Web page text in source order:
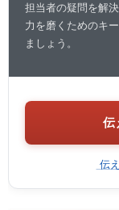
担当者の疑問を解
力を磨くためのキ
ましょう。
伝
伝